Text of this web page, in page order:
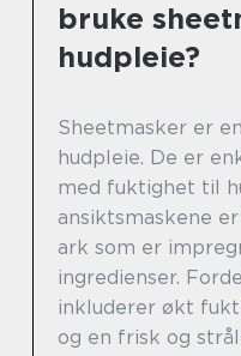
bruke
hudpleie?
Sheetmasker er
hudpleie. De er
med fuktighet til
ansiktsmaskene
ark som er
ingredienser.
inkluderer økt
og en frisk og